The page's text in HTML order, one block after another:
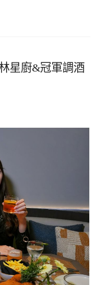
星廚&冠軍調酒